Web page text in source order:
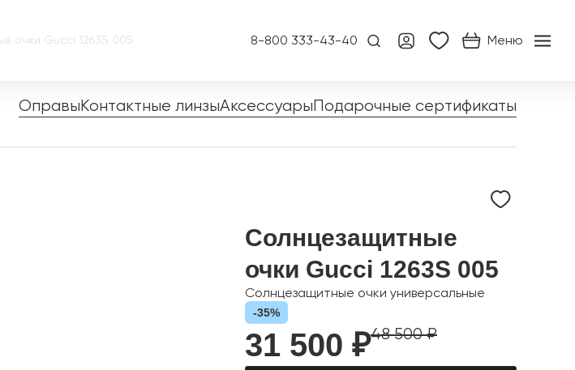
8-800 333-43-40 Меню
очки Gucci 1263S 005
ОправыКонтактные линзыАксессуарыПодарочные сертификаты
Солнцезащитные
очки Gucci 1263S 005
Солнцезащитные очки универсальные
-35%
31 500 ₽48 500 ₽